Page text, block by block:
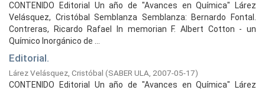
CONTENIDO Editorial Un año de "Avances en Química" Lárez
Velásquez, Cristóbal Semblanza Semblanza: Bernardo Fontal.
Contreras, Ricardo Rafael In memorian F. Albert Cotton - un
Químico Inorgánico de ...
Editorial.
Lárez Velásquez, Cristóbal (SABER ULA, 2007-05-17)
CONTENIDO Editorial Un año de "Avances en Química" Lárez